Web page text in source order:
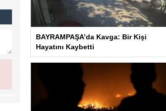
BAYRAMPAŞA’da Kavga: Bir Kişi
Hayatını Kaybetti